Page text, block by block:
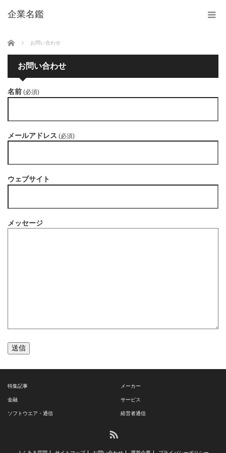
企業名鑑
ホーム お問い合わせ
お問い合わせ
名前 (必須)
メールアドレス (必須)
ウェブサイト
メッセージ
送信
特集記事 メーカー
金融 サービス
ソフトウエア・通信 経営者通信